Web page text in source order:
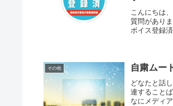
こんにちは
質問があり
ボイス登録
その他 自粛ムー
どなたと話
連すること
なにメディ